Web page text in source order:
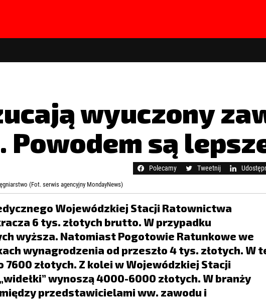
wyuczony
są
Polecamy Tweetnij
(Fot. serwis agencyjny MondayNews)
Wojewódzkiej Stacji Ratownictwa
6 tys. złotych brutto. W przypadku
wyższa. Natomiast Pogotowie Ratunkowe we
wynagrodzenia od przeszło 4 tys. złotych. W
złotych. Z kolei w Wojewódzkiej Stacji
wynoszą 4000-6000 złotych. W branży
przedstawicielami ww. zawodu i